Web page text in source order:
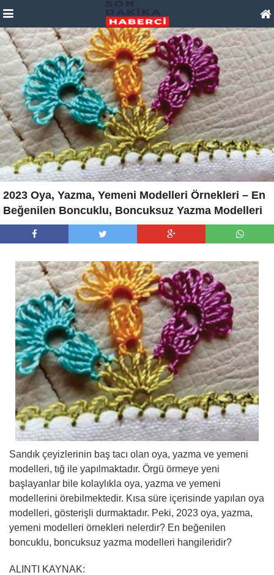
2023 Oya, Yazma, Yemeni Modelleri Örnekleri – En
Beğenilen Boncuklu, Boncuksuz Yazma Modelleri
Sandık çeyizlerinin baş tacı olan oya, yazma ve yemeni
modelleri, tığ ile yapılmaktadır. Örgü örmeye yeni
başlayanlar bile kolaylıkla oya, yazma ve yemeni
modellerini örebilmektedir. Kısa süre içerisinde yapılan oya
modelleri, gösterişli durmaktadır. Peki, 2023 oya, yazma,
yemeni modelleri örnekleri nelerdir? En beğenilen
boncuklu, boncuksuz yazma modelleri hangileridir?
ALINTI KAYNAK: